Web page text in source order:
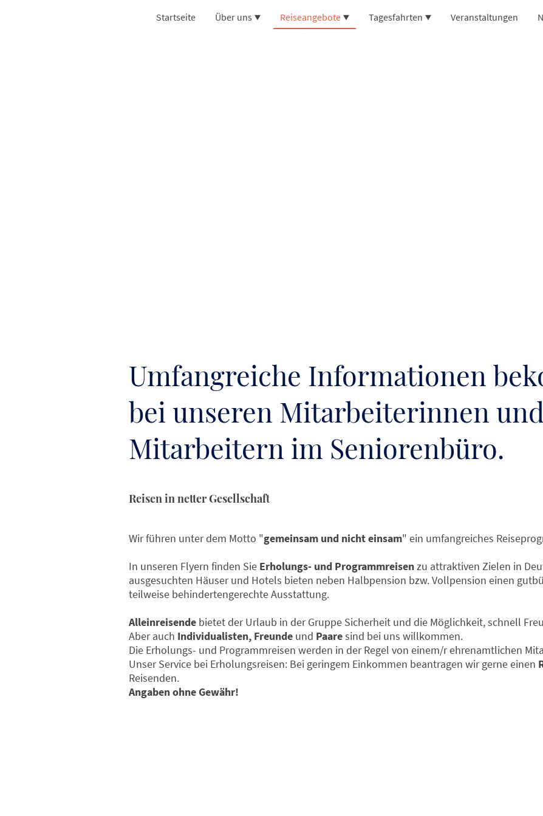
Startseite Über uns Reiseangebote Tagesfahrten Veranstaltungen
Umfangreiche Informationen
bei unseren Mitarbeiterinnen und
Mitarbeitern im Seniorenbüro.
Reisen in netter Gesellschaft
Wir führen unter dem Motto "gemeinsam und nicht einsam" ein umfangreiches
In unseren Flyern finden Sie Erholungs- und Programmreisenzu attraktiven Zielen in
ausgesuchten Häuser und Hotels bieten neben Halbpension bzw. Vollpension einen
teilweise behindertengerechte Ausstattung.
Alleinreisende bietet der Urlaub in der Gruppe Sicherheit und die Möglichkeit, schnell
Aber auch Individualisten, Freunde und Paaresind bei uns willkommen.
Die Erholungs- und Programmreisen werden in der Regel von einem/r ehrenamtlichen
Unser Service bei Erholungsreisen: Bei geringem Einkommen beantragen wir gerne einen
Reisenden.
Angaben ohne Gewähr!